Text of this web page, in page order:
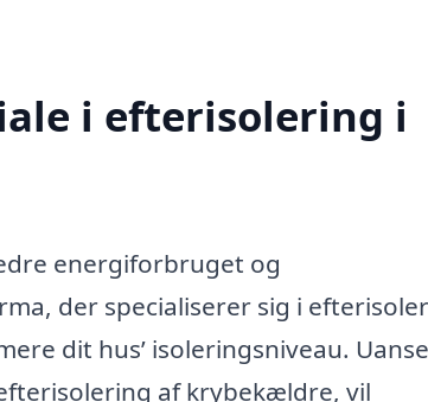
i efterisolering i
energiforbruget og
der specialiserer sig i
dit hus’ isoleringsniveau.
af krybekældre, vil